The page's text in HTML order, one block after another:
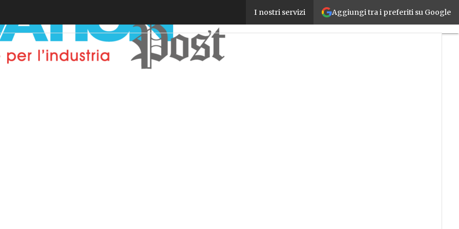
Aggiungi tra i preferiti su Google
I nostri servizi
Risorse UE tra attrazione e disinganno: le